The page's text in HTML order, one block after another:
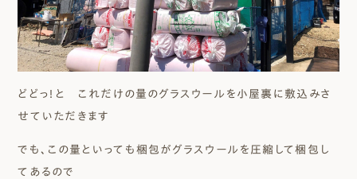
どどっ！と これだけの量のグラスウールを小屋裏に敷込みさ
せていただきます
でも、この量といっても梱包がグラスウールを圧縮して梱包し
てあるので